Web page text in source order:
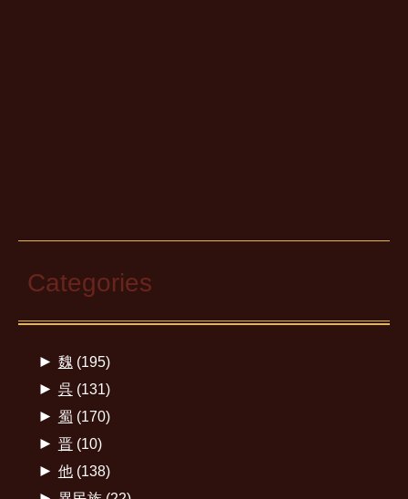
Categories
► 魏 (195)
► 呉(131)
► 蜀 (170)
► 晋(10)
► 他(138)